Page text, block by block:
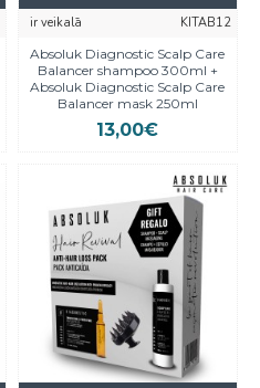
ir veikalā
KITAB12
Absoluk Diagnostic Scalp Care
Balancer shampoo 300ml +
Absoluk Diagnostic Scalp Care
Balancer mask 250ml
13,00€